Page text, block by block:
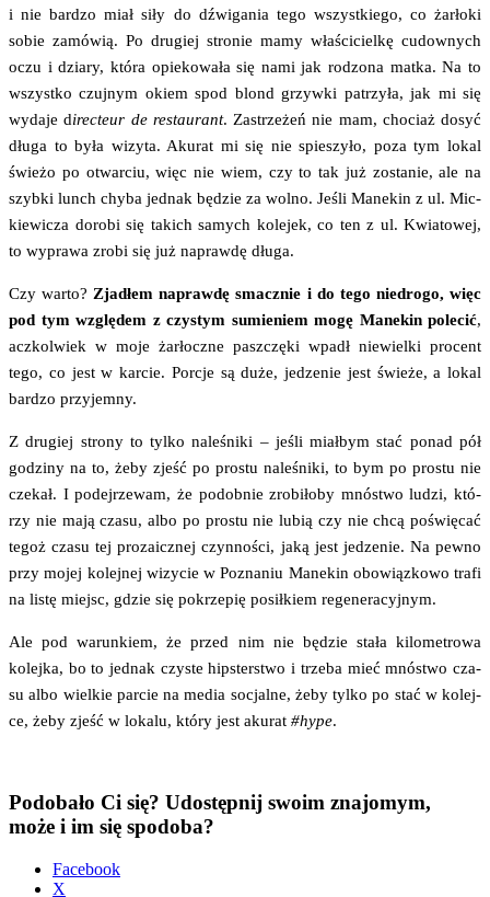
i nie bar­dzo miał siły do dźwi­ga­nia tego wszyst­kie­go, co żar­ło­ki
sobie zamó­wią. Po dru­giej stro­nie mamy wła­ści­ciel­kę cudow­nych
oczu i dzia­ry, któ­ra opie­ko­wa­ła się nami jak rodzo­na mat­ka. Na to
wszyst­ko czuj­nym okiem spod blond grzyw­ki patrzy­ła, jak mi się
wyda­je direc­teur de restau­rant. Zastrze­żeń nie mam, cho­ciaż dosyć
dłu­ga to była wizy­ta. Aku­rat mi się nie spie­szy­ło, poza tym lokal
świe­żo po otwar­ciu, więc nie wiem, czy to tak już zosta­nie, ale na
szyb­ki lunch chy­ba jed­nak będzie za wol­no. Jeśli Mane­kin z ul. Mic­
kie­wi­cza doro­bi się takich samych kole­jek, co ten z ul. Kwia­to­wej,
to wypra­wa zro­bi się już napraw­dę długa.
Czy war­to? Zja­dłem napraw­dę smacz­nie i do tego nie­dro­go, więc
pod tym wzglę­dem z czy­stym sumie­niem mogę Mane­kin pole­cić,
acz­kol­wiek w moje żar­łocz­ne pasz­czę­ki wpadł nie­wiel­ki pro­cent
tego, co jest w kar­cie. Por­cje są duże, jedze­nie jest świe­że, a lokal
bar­dzo przyjemny.
Z dru­giej stro­ny to tyl­ko nale­śni­ki – jeśli miał­bym stać ponad pół
godzi­ny na to, żeby zjeść po pro­stu nale­śni­ki, to bym po pro­stu nie
cze­kał. I podej­rze­wam, że podob­nie zro­bi­ło­by mnó­stwo ludzi, któ­
rzy nie mają cza­su, albo po pro­stu nie lubią czy nie chcą poświę­cać
tegoż cza­su tej pro­za­icz­nej czyn­no­ści, jaką jest jedze­nie. Na pew­no
przy mojej kolej­nej wizy­cie w Pozna­niu Mane­kin obo­wiąz­ko­wo tra­fi
na listę miejsc, gdzie się pokrze­pię posił­kiem regeneracyjnym.
Ale pod warun­kiem, że przed nim nie będzie sta­ła kilo­me­tro­wa
kolej­ka, bo to jed­nak czy­ste hip­ster­stwo i trze­ba mieć mnó­stwo cza­
su albo wiel­kie par­cie na media socjal­ne, żeby tyl­ko po stać w kolej­
ce, żeby zjeść w loka­lu, któ­ry jest aku­rat #hype.
Podobało Ci się? Udostępnij swoim znajomym,
może i im się spodoba?
Face­bo­ok
X